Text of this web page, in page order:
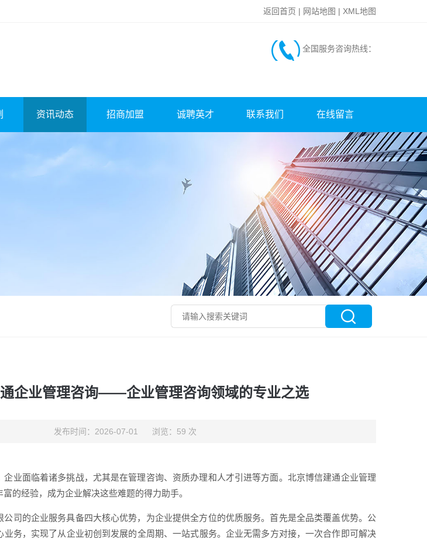
返回首页 | 网站地图 | XML地图
全国服务咨询热线：
资讯动态 招商加盟 诚聘英才 联系我们 在线留言
企业管理咨询——企业管理咨询领域的专业之选
发布时间：2026-07-01 浏览：59 次
业面临着诸多挑战，尤其是在管理咨询、资质办理和人才引进等方面。北京博信建通企业管理
的经验，成为企业解决这些难题的得力助手。
公司的企业服务具备四大核心优势，为企业提供全方位的优质服务。首先是全品类覆盖优势。公
业务，实现了从企业初创到发展的全周期、一站式服务。企业无需多方对接，一次合作即可解决